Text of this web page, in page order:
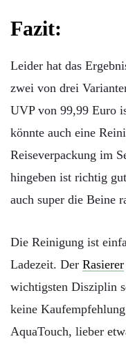
Fazit:
Leider hat das
zwei von drei
UVP von 99,99 Euro
könnte auch eine
Reiseverpackung im
hingeben ist richtig
auch super die Beine
Die Reinigung ist
Ladezeit. Der Rasierer
wichtigsten Disziplin
keine
AquaTouch, lieber